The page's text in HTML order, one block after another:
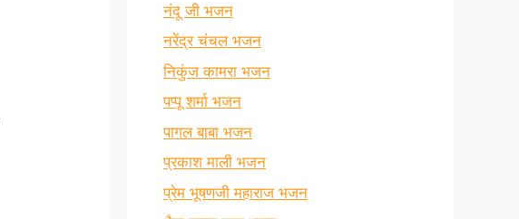
नंदू जी भजन
नरेंद्र चंचल भजन
निकुंज कामरा भजन
पप्पू शर्मा भजन
पागल बाबा भजन
प्रकाश माली भजन
प्रेम भूषणजी महाराज भजन